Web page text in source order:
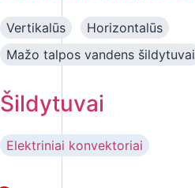
Vertikalūs
Horizontalūs
Mažo talpos vandens šildytuvai
Šildytuvai
Elektriniai konvektoriai